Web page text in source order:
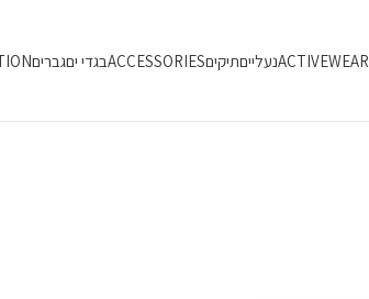
ACTIVEWEARנעלייםתיקיםACCESSORIESבגדי יםגברים